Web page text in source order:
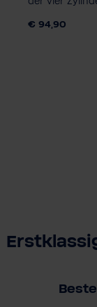
Knopfdruck.
€ 94,90